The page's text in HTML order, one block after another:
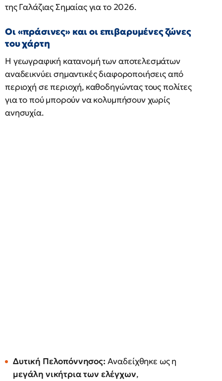
της Γαλάζιας Σημαίας για το 2026.
Οι «πράσινες» και οι επιβαρυμένες ζώνες
του χάρτη
Η γεωγραφική κατανομή των αποτελεσμάτων
αναδεικνύει σημαντικές διαφοροποιήσεις από
περιοχή σε περιοχή, καθοδηγώντας τους πολίτες
για το πού μπορούν να κολυμπήσουν χωρίς
ανησυχία.
Δυτική Πελοπόννησος: Αναδείχθηκε ως η
μεγάλη νικήτρια των ελέγχων,